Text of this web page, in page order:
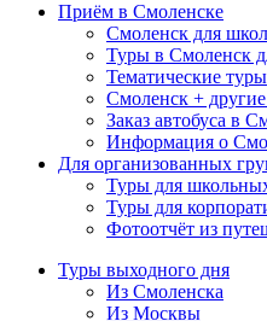
Приём в Смоленске
Смоленск для
Туры в Смоленск
Тематические туры
Смоленск + другие
Заказ автобуса в
Информация о
Для организованных
Туры для
Туры для
Фотоотчёт из
Туры выходного дня
Из Смоленска
Из Москвы